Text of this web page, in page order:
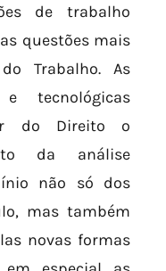
de trabalho
questões mais
Trabalho. As
tecnológicas
do Direito o
da análise
não só dos
mas também
novas formas